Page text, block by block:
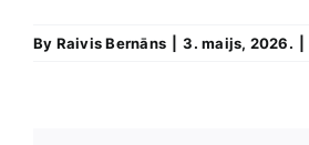
By Raivis Bernāns 3. maijs, 2026.